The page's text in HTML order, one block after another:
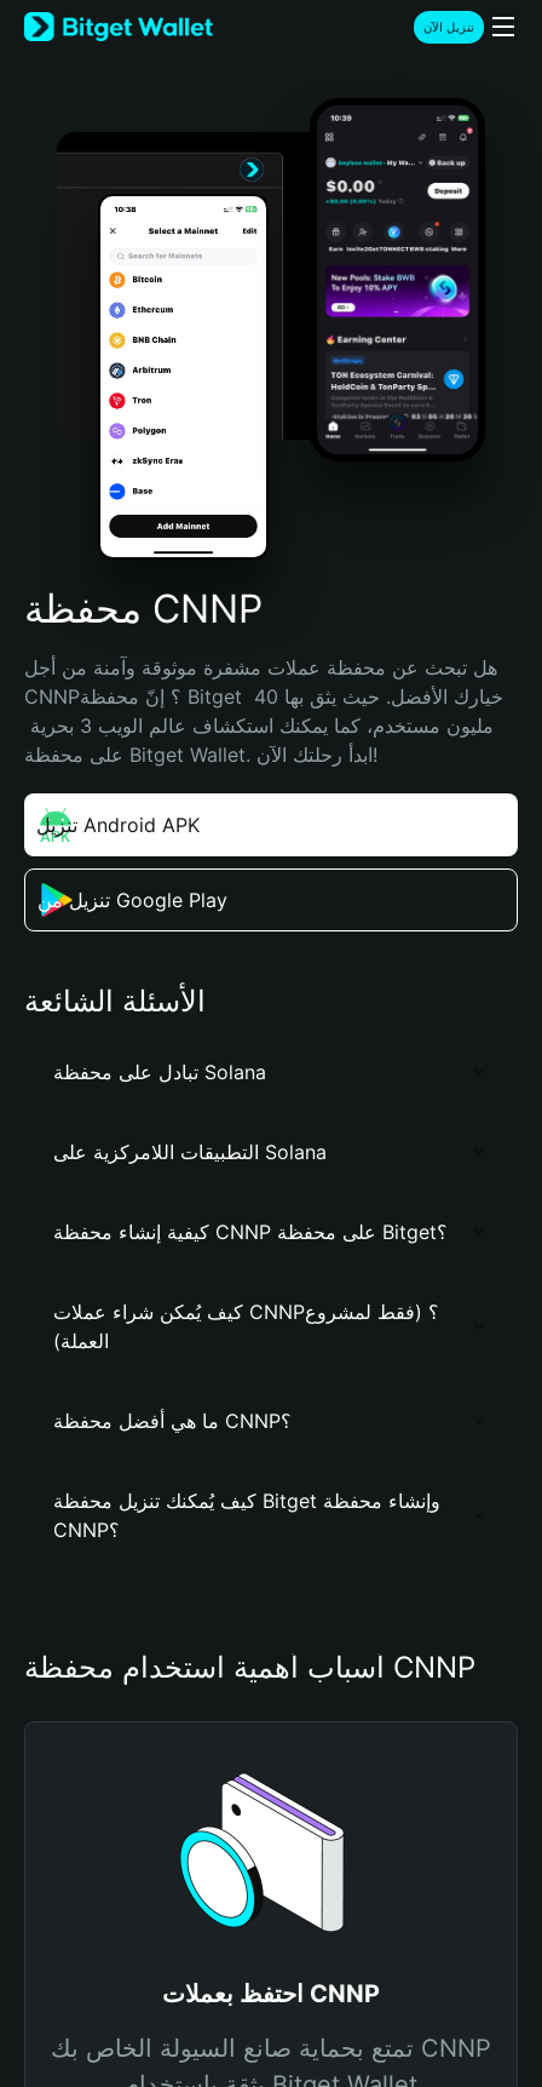
English
日本語
Türkçe
Português (Portugal)
Bahasa Indonesia
Português (Brasil)
Español (Argentina)
تنزيل الآن
محفظة CNNP
هل تبحث عن محفظة عملات مشفرة موثوقة وآمنة من أجل
CNNP؟ إنّ محفظة Bitget خيارك الأفضل. حيث يثق بها 40
على محفظة Bitget Wallet. ابدأ رحلتك الآن!
تنزيل Android APK
تنزيل من Google Play
الأسئلة الشائعة
تبادل على محفظة Solana
التطبيقات اللامركزية على Solana
كيفية إنشاء محفظة CNNP على محفظة Bitget؟
كيف يُمكن شراء عملات CNNP؟ (فقط لمشروع
العملة)
ما هي أفضل محفظة CNNP؟
كيف يُمكنك تنزيل محفظة Bitget وإنشاء محفظة
CNNP؟
أسباب أهمية استخدام محفظة CNNP
احتفظ بعملات CNNP
تمتع بحماية صانع السيولة الخاص بك CNNP